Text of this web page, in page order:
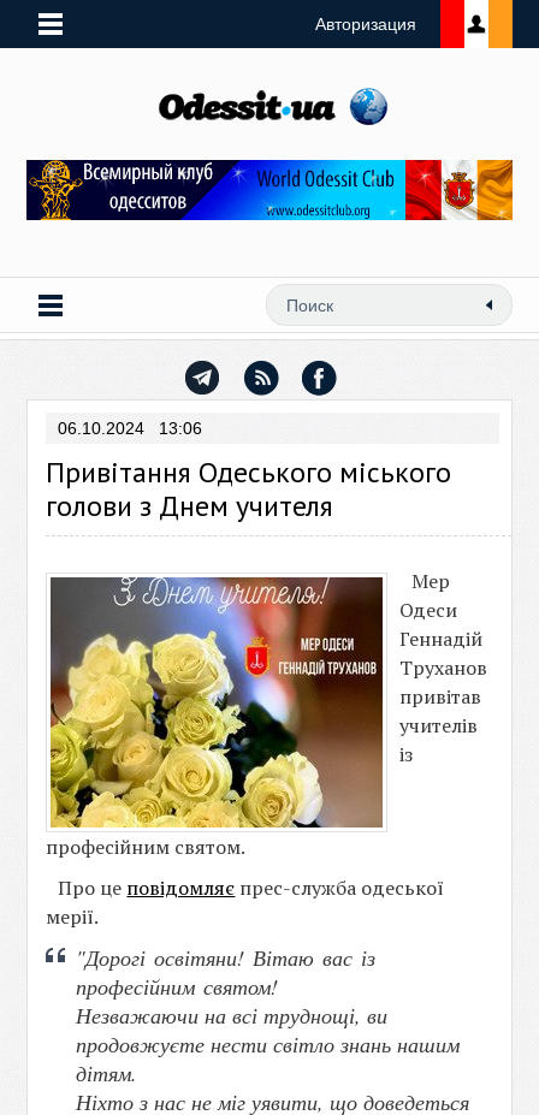
Авторизация
06.10.2024 13:06
Привітання Одеського міського
голови з Днем учителя
Мер
Одеси
Геннадій
Труханов
привітав
учителів
із
професійним святом.
Про це повідомляє прес-служба одеської
мерії.
"Дорогі освітяни! Вітаю вас із
професійним святом!
Незважаючи на всі труднощі, ви
продовжуєте нести світло знань нашим
дітям.
Ніхто з нас не міг уявити, що доведеться